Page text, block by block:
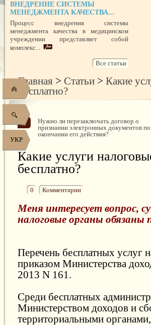
УКР
ВНЕДРЕНИЕ СИСТЕМЫ
МЕНЕДЖМЕНТА КАЧЕСТВА...
Процесс внедрения системы
менеджмента качества в медицинском
учреждении представляет собой
комплекс...
Все статьи
Главная > Статьи > Какие
бесплатно?
Нужно ли перезаключать договор о
признании электронных документов по
окончании его действия?
Какие услуги
бесплатно?
0 Комментарии
Меня интересует вопрос,
налоговые органы обязаны
Перечень бесплатных услуг
приказом Министерства
2013 N 161.
Среди бесплатных
Министерством доходов и
территориальными